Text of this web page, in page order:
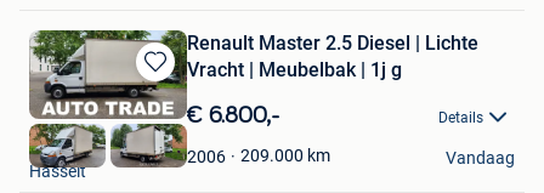
Bewaren
in
Mijn
Favorieten
Renault Master 2.5 Diesel | Lichte
Vracht | Meubelbak | 1j g
€ 6.800,- Details
2006 209.000 km
Autotrade
Hasselt
Vandaag